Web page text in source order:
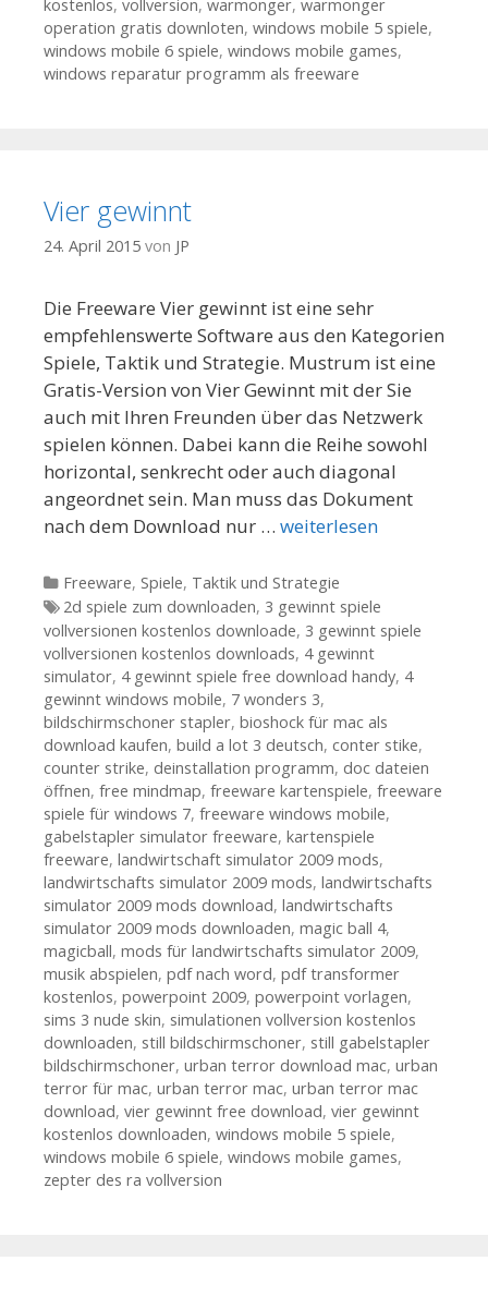
kostenlos, vollversion, warmonger, warmonger
operation gratis downloten, windows mobile 5 spiele,
windows mobile 6 spiele, windows mobile games,
windows reparatur programm als freeware
Vier gewinnt
24. April 2015 von JP
Die Freeware Vier gewinnt ist eine sehr
empfehlenswerte Software aus den Kategorien
Spiele, Taktik und Strategie. Mustrum ist eine
Gratis-Version von Vier Gewinnt mit der Sie
auch mit Ihren Freunden über das Netzwerk
spielen können. Dabei kann die Reihe sowohl
horizontal, senkrecht oder auch diagonal
angeordnet sein. Man muss das Dokument
nach dem Download nur … weiterlesen
Kategorien
Freeware, Spiele, Taktik und Strategie
Tags
2d spiele zum downloaden, 3 gewinnt spiele
vollversionen kostenlos downloade, 3 gewinnt spiele
vollversionen kostenlos downloads, 4 gewinnt
simulator, 4 gewinnt spiele free download handy, 4
gewinnt windows mobile, 7 wonders 3,
bildschirmschoner stapler, bioshock für mac als
download kaufen, build a lot 3 deutsch, conter stike,
counter strike, deinstallation programm, doc dateien
öffnen, free mindmap, freeware kartenspiele, freeware
spiele für windows 7, freeware windows mobile,
gabelstapler simulator freeware, kartenspiele
freeware, landwirtschaft simulator 2009 mods,
landwirtschafts simulator 2009 mods, landwirtschafts
simulator 2009 mods download, landwirtschafts
simulator 2009 mods downloaden, magic ball 4,
magicball, mods für landwirtschafts simulator 2009,
musik abspielen, pdf nach word, pdf transformer
kostenlos, powerpoint 2009, powerpoint vorlagen,
sims 3 nude skin, simulationen vollversion kostenlos
downloaden, still bildschirmschoner, still gabelstapler
bildschirmschoner, urban terror download mac, urban
terror für mac, urban terror mac, urban terror mac
download, vier gewinnt free download, vier gewinnt
kostenlos downloaden, windows mobile 5 spiele,
windows mobile 6 spiele, windows mobile games,
zepter des ra vollversion